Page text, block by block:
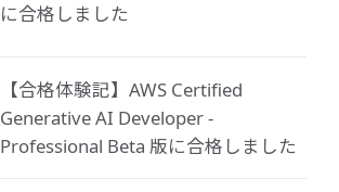
に合格しました
【合格体験記】AWS Certified
Generative AI Developer -
Professional Beta 版に合格しました